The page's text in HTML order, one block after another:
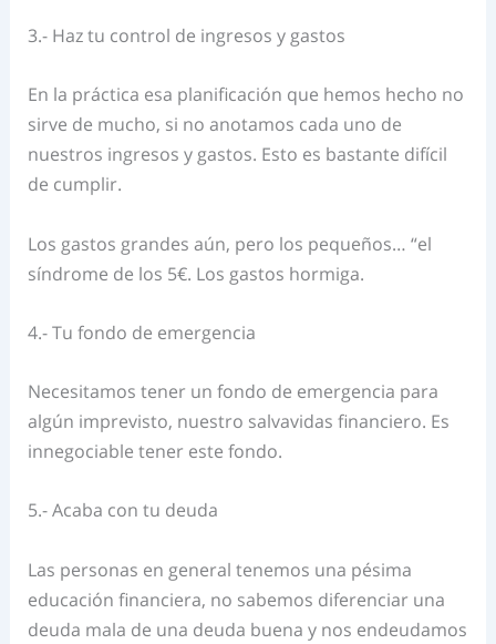
3.- Haz tu control de ingresos y gastos
En la práctica esa planificación que hemos hecho no
sirve de mucho, si no anotamos cada uno de
nuestros ingresos y gastos. Esto es bastante difícil
de cumplir.
Los gastos grandes aún, pero los pequeños… “el
síndrome de los 5€. Los gastos hormiga.
4.- Tu fondo de emergencia
Necesitamos tener un fondo de emergencia para
algún imprevisto, nuestro salvavidas financiero. Es
innegociable tener este fondo.
5.- Acaba con tu deuda
Las personas en general tenemos una pésima
educación financiera, no sabemos diferenciar una
deuda mala de una deuda buena y nos endeudamos